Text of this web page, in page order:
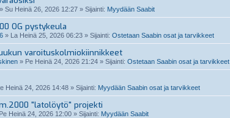
» Su Heinä 26, 2026 12:27 » Sijainti: Myydään Saabit
OG pystykeula
» La Heinä 25, 2026 06:23 » Sijainti: Ostetaan Saabin osat ja tarvikkeet
varoituskolmiokiinnikkeet
» Pe Heinä 24, 2026 21:24 » Sijainti: Ostetaan Saabin osat ja tarvikkeet
Heinä 24, 2026 14:48 » Sijainti: Myydään Saabin osat ja tarvikkeet
"latolöytö" projekti
Pe Heinä 24, 2026 12:00 » Sijainti: Myydään Saabit